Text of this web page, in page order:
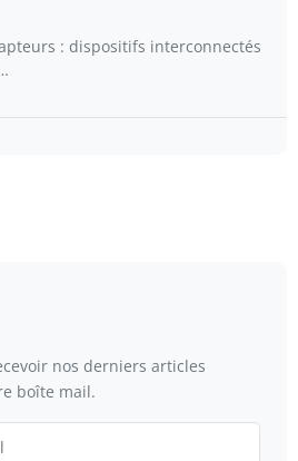
: dispositifs interconnectés
nos derniers articles
boîte mail.